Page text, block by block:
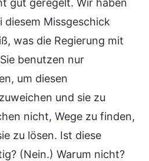
diesem Missgeschick
was die Regierung mit
benutzen nur
um diesen
und sie zu
nicht, Wege zu finden,
zu lösen. Ist diese
(Nein.) Warum nicht?